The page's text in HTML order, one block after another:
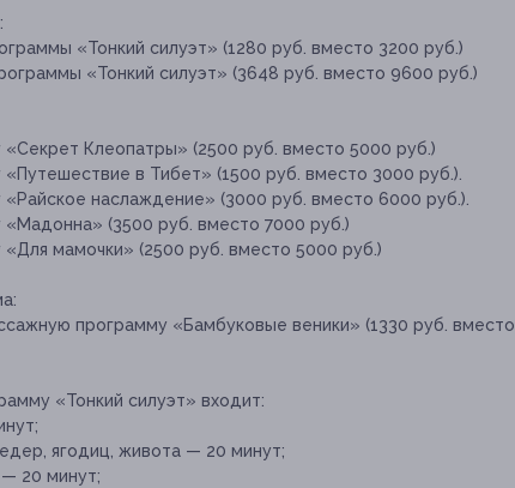
«Тонкий силуэт» (1280 руб. вместо 3200 руб.)
«Тонкий силуэт» (3648 руб. вместо 9600 руб.)
Клеопатры» (2500 руб. вместо 5000 руб.)
в Тибет» (1500 руб. вместо 3000 руб.).
наслаждение» (3000 руб. вместо 6000 руб.).
(3500 руб. вместо 7000 руб.)
мамочки» (2500 руб. вместо 5000 руб.)
программу «Бамбуковые веники» (1330 руб. вместо
«Тонкий силуэт» входит:
ягодиц, живота — 20 минут;
20 минут;